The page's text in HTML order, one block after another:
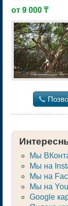
от 9 000 ₸

Мы
Мы на
Мы на
Мы на
Google